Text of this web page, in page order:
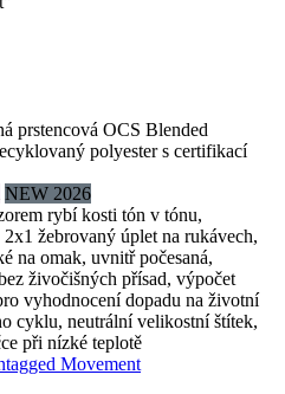
prstencová OCS Blended
polyester s certifikací
NEW 2026
rybí kosti tón v tónu,
žebrovaný úplet na rukávech,
na omak, uvnitř počesaná,
živočišných přísad, výpočet
vyhodnocení dopadu na životní
cyklu, neutrální velikostní štítek,
při nízké teplotě
Movement